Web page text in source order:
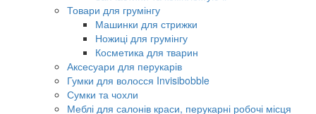
Товари для грумінгу
Машинки для стрижки
Ножиці для грумінгу
Косметика для тварин
Аксесуари для перукарів
Гумки для волосся Invisibobble
Сумки та чохли
Меблі для салонів краси, перукарні робочі місця